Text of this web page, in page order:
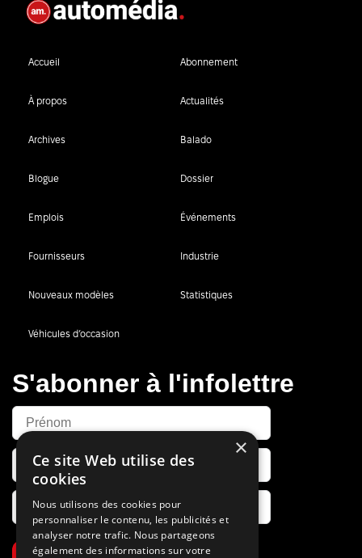
Accueil Abonnement
À propos Actualités
Archives Balado
Blogue Dossier
Emplois Événements
Fournisseurs Industrie
Nouveaux modèles Statistiques
Véhicules d’occasion
S'abonner à l'infolettre
×
Ce site Web utilise des
cookies
Nous utilisons des cookies pour
personnaliser le contenu, les publicités et
analyser notre trafic. Nous partageons
également des informations sur votre